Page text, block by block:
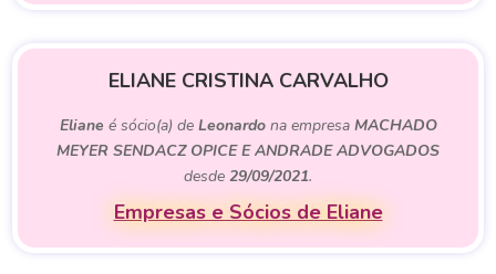
ELIANE CRISTINA CARVALHO
Eliane é sócio(a) de Leonardona empresa MACHADO
MEYER SENDACZ OPICE E ANDRADE ADVOGADOS
desde 29/09/2021.
Empresas e Sócios de Eliane